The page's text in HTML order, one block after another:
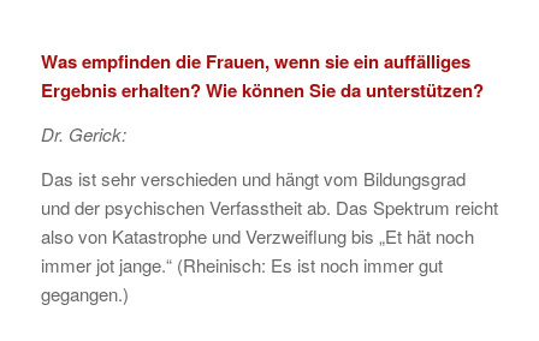
Was empfinden die Frauen, wenn sie ein auffälliges
Ergebnis erhalten? Wie können Sie da unterstützen?
Dr. Gerick:
Das ist sehr verschieden und hängt vom Bildungsgrad
und der psychischen Verfasstheit ab. Das Spektrum reicht
also von Katastrophe und Verzweiflung bis „Et hät noch
immer jot jange.“ (Rheinisch: Es ist noch immer gut
gegangen.)